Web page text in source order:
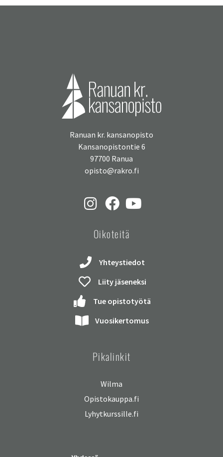
Ranuan kr. kansanopisto
Kansanopistontie 6
97700 Ranua
opisto@rakro.fi
Oikoteitä
Yhteystiedot
Liity jäseneksi
Tue opistotyötä
Vuosikertomus
Pikalinkit
Wilma
Opistokauppa.fi
Lyhytkurssille.fi